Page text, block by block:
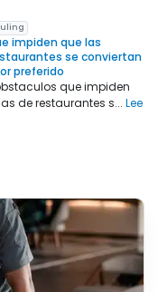
impiden que las
se conviertan
preferido
que impiden
de restaurantes s...Lee